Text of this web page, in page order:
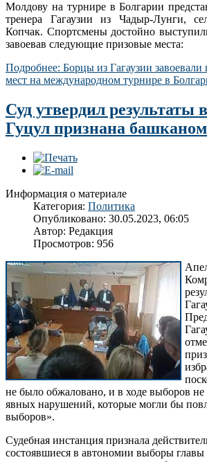
Молдову на турнире в Болгарии
тренера Гагаузии из Чадыр-Лунги,
Копчак. Спортсмены достойно
завоевав следующие призовые места:
Подробнее: Борцы из Гагаузии
мест на международном турнире в
Суд утвердил результаты
Гуцул признана
Информация о материале
Категория: Политика
Опубликовано: 30.05.2023, 06:05
Автор: Редакция
Просмотров: 956
не было обжаловано, и в ходе выборов
явных нарушений, которые могли бы
выборов».
Судебная инстанция признала
состоявшиеся в автономии выборы главы